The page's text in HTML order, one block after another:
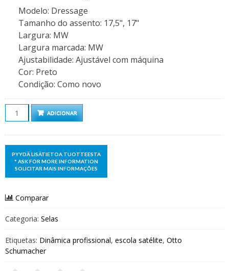
Modelo: Dressage
Tamanho do assento: 17,5", 17"
Largura: MW
Largura marcada: MW
Ajustabilidade: Ajustável com máquina
Cor: Preto
Condição: Como novo
QuantidadeADICIONAR
Comparar
Categoria: Selas
Etiquetas: Dinâmica profissional, escola satélite, Otto
Schumacher